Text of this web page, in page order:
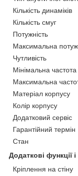
Кількість динаміків
Кількість смуг
Потужність
Максимальна
Чутливість
Мінімальна частота
Максимальна
Матеріал корпусу
Колір корпусу
Додатковий сервіс
Гарантійний термін
Стан
Додаткові функції
Кріплення на стіну